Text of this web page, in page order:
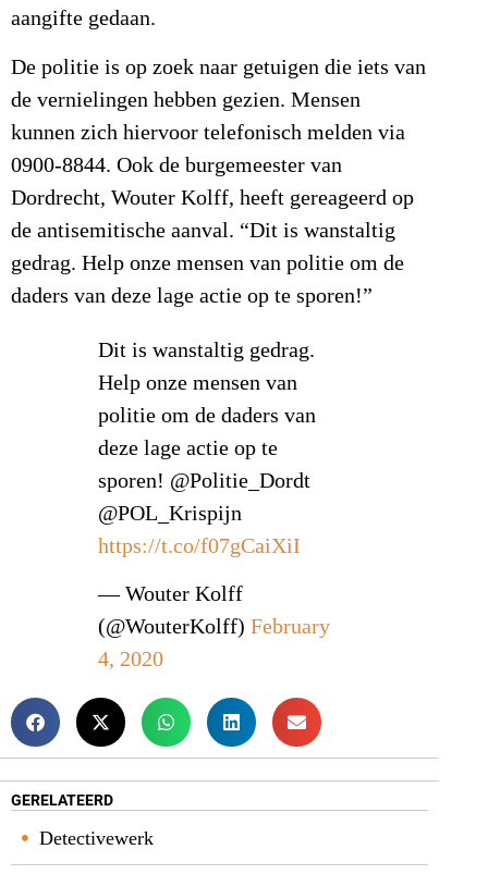
aangifte gedaan.
De politie is op zoek naar getuigen die iets van
de vernielingen hebben gezien. Mensen
kunnen zich hiervoor telefonisch melden via
0900-8844. Ook de burgemeester van
Dordrecht, Wouter Kolff, heeft gereageerd op
de antisemitische aanval. “Dit is wanstaltig
gedrag. Help onze mensen van politie om de
daders van deze lage actie op te sporen!”
Dit is wanstaltig gedrag.
Help onze mensen van
politie om de daders van
deze lage actie op te
sporen! @Politie_Dordt
@POL_Krispijn
https://t.co/f07gCaiXiI
— Wouter Kolff
(@WouterKolff) February
4, 2020
GERELATEERD
Detectivewerk